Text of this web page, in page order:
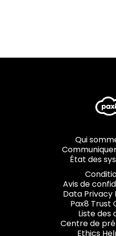
Qui
État des
Avis de
Data Privacy
Pax8 Trust
Liste des
Centre de
Ethics